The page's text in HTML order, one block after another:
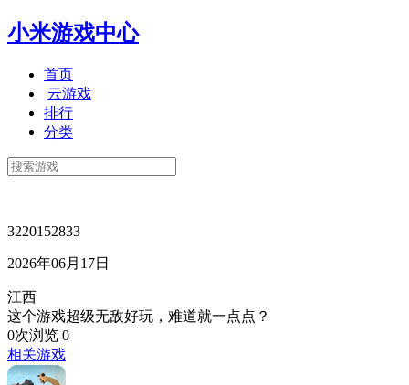
小米游戏中心
首页
云游戏
排行
分类
3220152833
2026年06月17日
江西
这个游戏超级无敌好玩，难道就一点点？
0次浏览 0
相关游戏